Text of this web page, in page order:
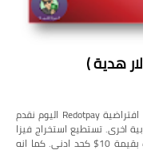
الحصول على فيزا Redotpay ( 5 دولار هدية ) فيزا افتراضية Redotpay اليوم نقدم
اخرى. تستطيع استخراج فيزا
افتراضية و تجديد الدومين او الشراء اونلاين و ذلك بقيمة 10$ كحد ادنى. كما انه